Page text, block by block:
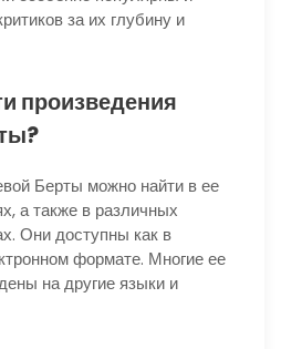
за их глубину и
произведения
Берты можно найти в ее
а также в различных
Они доступны как в
формате. Многие ее
на другие языки и